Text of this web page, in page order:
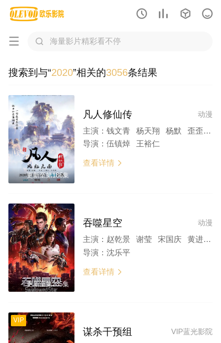
   
 
搜索到与“2020”相关的3056条结果
更新至第186集
动漫
凡人修仙传
主演： 钱文青 杨天翔 杨默 歪歪 谷江山 乔诗语
导演： 伍镇焯 王裕仁
查看详情 
更新至第235集
动漫
吞噬星空
主演： 赵乾景 谢莹 宋国庆 黄进则 张若瑜
导演： 沈乐平
查看详情 
VIP
VIP蓝光影院
谋杀干预组